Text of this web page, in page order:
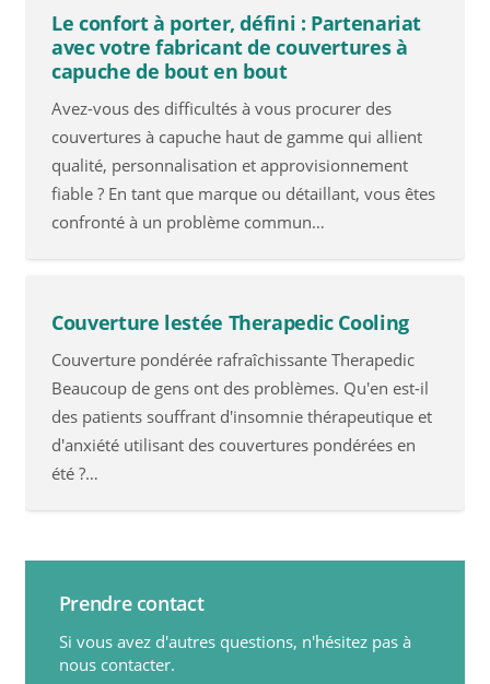
Le confort à porter, défini : Partenariat
avec votre fabricant de couvertures à
capuche de bout en bout
Avez-vous des difficultés à vous procurer des
couvertures à capuche haut de gamme qui allient
qualité, personnalisation et approvisionnement
fiable ? En tant que marque ou détaillant, vous êtes
confronté à un problème commun…
Couverture lestée Therapedic Cooling
Couverture pondérée rafraîchissante Therapedic
Beaucoup de gens ont des problèmes. Qu'en est-il
des patients souffrant d'insomnie thérapeutique et
d'anxiété utilisant des couvertures pondérées en
été ?…
Prendre contact
Si vous avez d'autres questions, n'hésitez pas à
nous contacter.